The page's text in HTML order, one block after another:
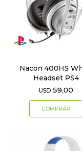
Nacon 400HS
Headset PS4
USD 59,00